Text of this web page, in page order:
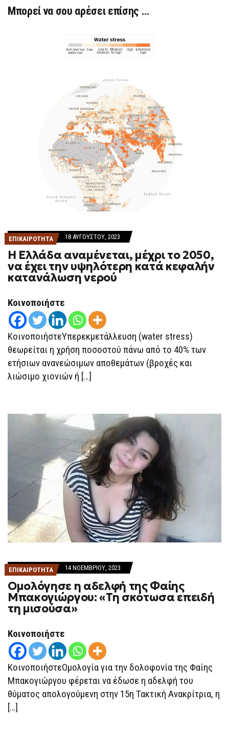
Μπορεί να σου αρέσει επίσης …
ΕΠΙΚΑΙΡΟΤΗΤΑ 18 ΑΥΓΟΎΣΤΟΥ, 2023
Η Ελλάδα αναμένεται, μέχρι το 2050,
να έχει την υψηλότερη κατά κεφαλήν
κατανάλωση νερού
Κοινοποιήστε
ΚοινοποιήστεΥπερεκμετάλλευση (water stress)
θεωρείται η χρήση ποσοστού πάνω από το 40% των
ετήσιων ανανεώσιμων αποθεμάτων (βροχές και
λιώσιμο χιονιών ή […]
ΕΠΙΚΑΙΡΟΤΗΤΑ 14 ΝΟΕΜΒΡΊΟΥ, 2023
Ομολόγησε η αδελφή της Φαίης
Μπακογιώργου: «Τη σκότωσα επειδή
τη μισούσα»
Κοινοποιήστε
ΚοινοποιήστεΟμολογία για την δολοφονία της Φαίης
Μπακογιώργου φέρεται να έδωσε η αδελφή του
θύματος απολογούμενη στην 15η Τακτική Ανακρίτρια, η
[…]